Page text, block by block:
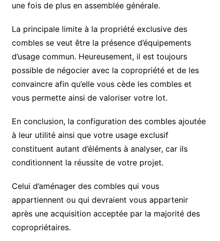
une fois de plus en assemblée générale.
La principale limite à la propriété exclusive des
combles se veut être la présence d’équipements
d’usage commun. Heureusement, il est toujours
possible de négocier avec la copropriété et de les
convaincre afin qu’elle vous cède les combles et
vous permette ainsi de valoriser votre lot.
En conclusion, la configuration des combles ajoutée
à leur utilité ainsi que votre usage exclusif
constituent autant d’éléments à analyser, car ils
conditionnent la réussite de votre projet.
Celui d’aménager des combles qui vous
appartiennent ou qui devraient vous appartenir
après une acquisition acceptée par la majorité des
copropriétaires.